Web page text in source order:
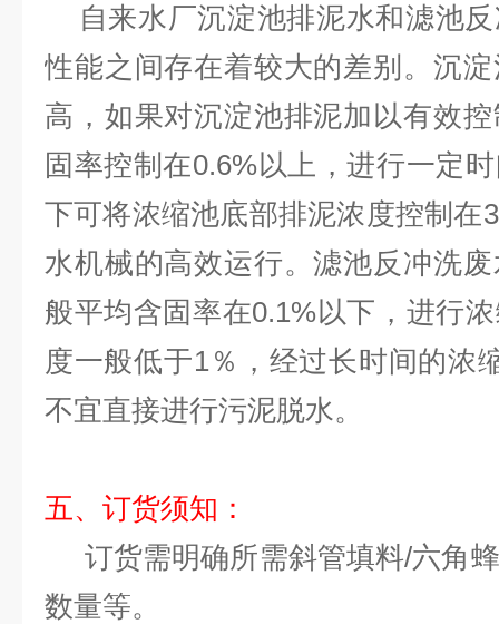
自来水厂沉淀池排泥水和滤池
性能之间存在着较大的差别。沉
高，如果对沉淀池排泥加以有效
固率控制在0.6%以上，进行一定
下可将浓缩池底部排泥浓度控制在
水机械的高效运行。滤池反冲洗
般平均含固率在0.1%以下，进行
度一般低于1％，经过长时间的浓
不宜直接进行污泥脱水。
五、订货须知：
订货需明确所需斜管填料/六角
数量等。